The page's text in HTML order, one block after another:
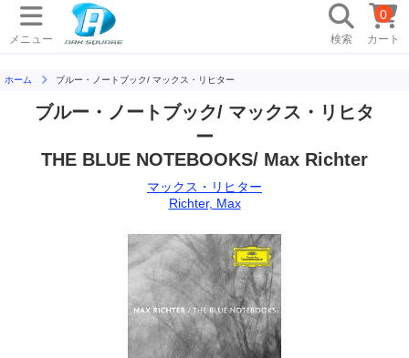
メニュー 検索 カート
0
ホーム ブルー・ノートブック/ マックス・リヒター
ブルー・ノートブック/ マックス・リヒタ
ー
THE BLUE NOTEBOOKS/ Max Richter
マックス・リヒター
Richter, Max